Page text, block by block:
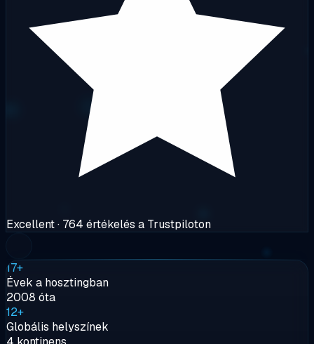
Excellent· 764 értékelés a Trustpiloton
17+
Évek a hosztingban
2008 óta
12+
Globális helyszínek